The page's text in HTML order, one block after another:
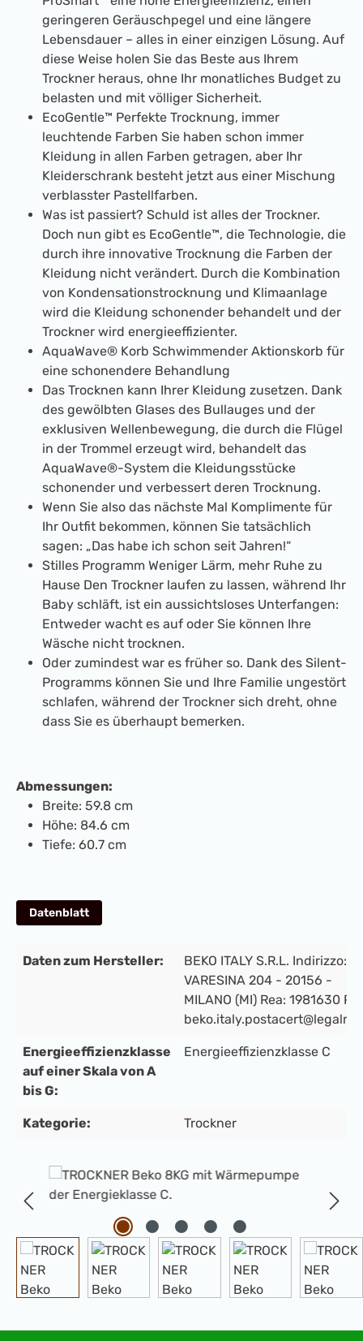
Bildergalerie überspringen
geringeren Geräuschpegel und eine längere
Lebensdauer – alles in einer einzigen Lösung. Auf
diese Weise holen Sie das Beste aus Ihrem
Trockner heraus, ohne Ihr monatliches Budget zu
belasten und mit völliger Sicherheit.
EcoGentle™ Perfekte Trocknung, immer
leuchtende Farben Sie haben schon immer
Kleidung in allen Farben getragen, aber Ihr
Kleiderschrank besteht jetzt aus einer Mischung
verblasster Pastellfarben.
Was ist passiert? Schuld ist alles der Trockner.
Doch nun gibt es EcoGentle™, die Technologie, die
durch ihre innovative Trocknung die Farben der
Kleidung nicht verändert. Durch die Kombination
von Kondensationstrocknung und Klimaanlage
wird die Kleidung schonender behandelt und der
Trockner wird energieeffizienter.
AquaWave® Korb Schwimmender Aktionskorb für
eine schonendere Behandlung
Das Trocknen kann Ihrer Kleidung zusetzen. Dank
des gewölbten Glases des Bullauges und der
exklusiven Wellenbewegung, die durch die Flügel
in der Trommel erzeugt wird, behandelt das
AquaWave®-System die Kleidungsstücke
schonender und verbessert deren Trocknung.
Wenn Sie also das nächste Mal Komplimente für
Ihr Outfit bekommen, können Sie tatsächlich
sagen: „Das habe ich schon seit Jahren!“
Stilles Programm Weniger Lärm, mehr Ruhe zu
Hause Den Trockner laufen zu lassen, während Ihr
Baby schläft, ist ein aussichtsloses Unterfangen:
Entweder wacht es auf oder Sie können Ihre
Wäsche nicht trocknen.
Oder zumindest war es früher so. Dank des Silent-
Programms können Sie und Ihre Familie ungestört
schlafen, während der Trockner sich dreht, ohne
dass Sie es überhaupt bemerken.
Abmessungen:
Breite: 59.8 cm
Höhe: 84.6 cm
Tiefe: 60.7 cm
Datenblatt
Daten zum Hersteller:
BEKO ITALY S.R.L. Indirizzo:
VARESINA 204 - 20156 -
MILANO (MI) Rea: 1981630
Energieeffizienzklasse
auf einer Skala von A
bis G:
Energieeffizienzklasse C
Kategorie: Trockner